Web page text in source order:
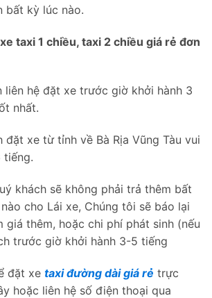
bất kỳ lúc nào.
taxi 1 chiều, taxi 2 chiều giá rẻ đơn
liên hệ đặt xe trước giờ khởi hành 3
nhất.
xe từ tỉnh về Bà Rịa Vũng Tàu vui
tiếng.
khách sẽ không phải trả thêm bất
cho Lái xe, Chúng tôi sẽ báo lại
giá thêm, hoặc chi phí phát sinh (nếu
trước giờ khởi hành 3-5 tiếng
đặt xe taxi đường dài giá rẻ trực
hoặc liên hệ số điện thoại qua